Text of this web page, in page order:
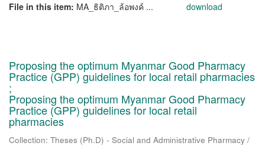
File in this item: MA_ธิติภา_ล้อพงค์ ... download
Proposing the optimum Myanmar Good Pharmacy
Practice (GPP) guidelines for local retail pharmacies
;
Proposing the optimum Myanmar Good Pharmacy
Practice (GPP) guidelines for local retail
pharmacies
Collection: Theses (Ph.D) - Social and Administrative Pharmacy /